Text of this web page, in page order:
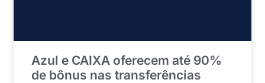
Azul e CAIXA oferecem até 90%
de bônus nas transferências